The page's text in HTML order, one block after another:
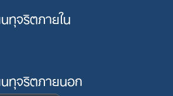
ทุจริตภายใน
ทุจริตภายนอก